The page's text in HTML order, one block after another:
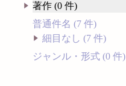
著作 (0 件)
普通件名 (7 件)
細目なし (7 件)
ジャンル・形式 (0 件)